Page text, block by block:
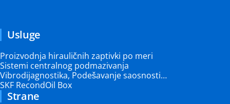
Usluge
Proizvodnja hirauličnih zaptivki po meri
Sistemi centralnog podmazivanja
Vibrodijagnostika, Podešavanje saosnosti…
SKF RecondOil Box
Strane